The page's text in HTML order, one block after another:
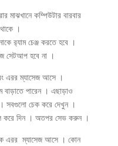
মাঝখানে কম্পিউটার বারবার
।
র‌্যাম চেঞ্জ করতে হবে ।
সেটআপ হবে না ।
এরর ম্যাসেজ আসে ।
বাড়াতে পারেন । এছাড়াও
সবগুলো চেক করে দেখুন ।
করে দিন । অতপর সেভ করুন ।
এরর ম্যাসেজ আসে । কোন